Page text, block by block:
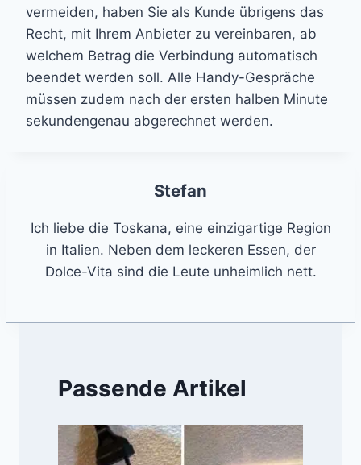
vermeiden, haben Sie als Kunde übrigens das
Recht, mit Ihrem Anbieter zu vereinbaren, ab
welchem Betrag die Verbindung automatisch
beendet werden soll. Alle Handy-Gespräche
müssen zudem nach der ersten halben Minute
sekundengenau abgerechnet werden.
Stefan
Ich liebe die Toskana, eine einzigartige Region
in Italien. Neben dem leckeren Essen, der
Dolce-Vita sind die Leute unheimlich nett.
Passende Artikel